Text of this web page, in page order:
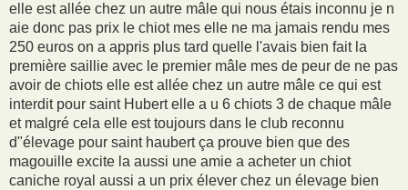
elle est allée chez un autre mâle qui nous étais inconnu je n
aie donc pas prix le chiot mes elle ne ma jamais rendu mes
250 euros on a appris plus tard quelle l'avais bien fait la
première saillie avec le premier mâle mes de peur de ne pas
avoir de chiots elle est allée chez un autre mâle ce qui est
interdit pour saint Hubert elle a u 6 chiots 3 de chaque mâle
et malgré cela elle est toujours dans le club reconnu
d"élevage pour saint haubert ça prouve bien que des
magouille excite la aussi une amie a acheter un chiot
caniche royal aussi a un prix élever chez un élevage bien